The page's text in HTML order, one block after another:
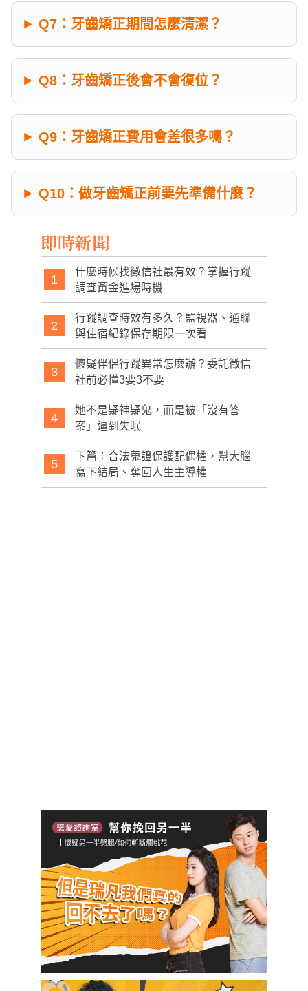
Q7：牙齒矯正期間怎麼清潔？
Q8：牙齒矯正後會不會復位？
Q9：牙齒矯正費用會差很多嗎？
Q10：做牙齒矯正前要先準備什麼？
即時新聞
1
什麼時候找徵信社最有效？掌握行蹤
調查黃金進場時機
2
行蹤調查時效有多久？監視器、通聯
與住宿紀錄保存期限一次看
3
懷疑伴侶行蹤異常怎麼辦？委託徵信
社前必懂3要3不要
4
她不是疑神疑鬼，而是被「沒有答
案」逼到失眠
5
下篇：合法蒐證保護配偶權，幫大腦
寫下結局、奪回人生主導權